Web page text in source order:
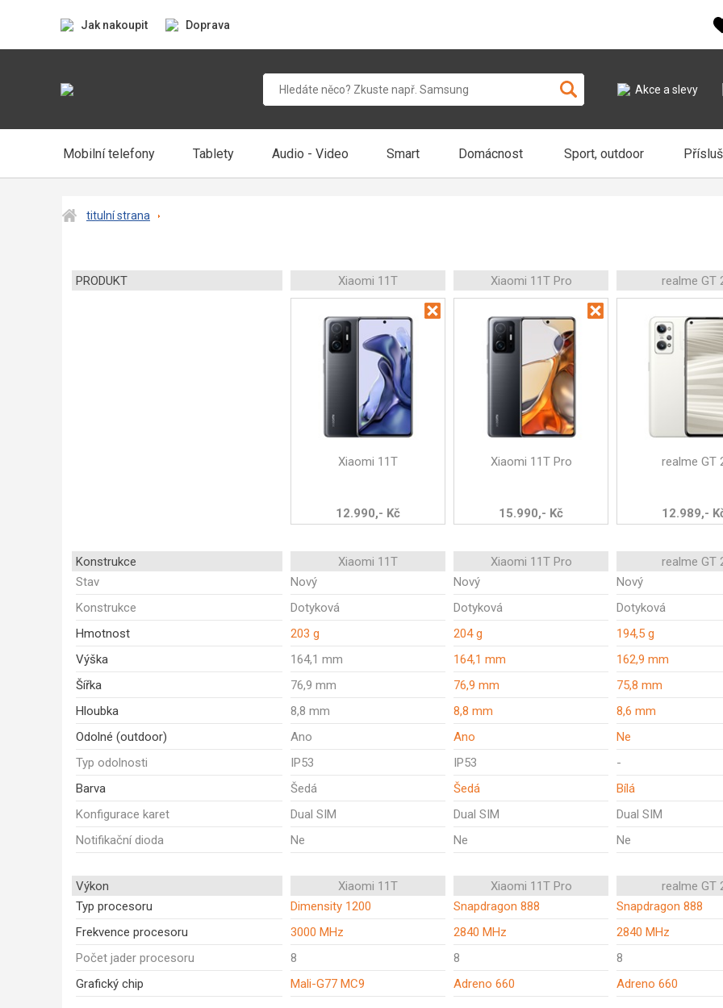
Jak nakoupit Doprava
Akce a slevy
Mobilní telefony Tablety Audio - Video Smart Domácnost Sport, outdoor
titulní strana
PRODUKT Xiaomi 11T Xiaomi 11T Pro realme GT
Xiaomi 11T
12.990,- Kč
Xiaomi 11T Pro
15.990,- Kč
realme GT
12.989,-
Konstrukce Xiaomi 11T Xiaomi 11T Pro
realme GT
Stav
Nový Nový
Nový
Konstrukce
Dotyková Dotyková
Dotyková
Hmotnost
203 g 204 g
194,5 g
Výška
164,1 mm 164,1 mm
162,9 mm
Šířka
76,9 mm 76,9 mm
75,8 mm
Hloubka
8,8 mm 8,8 mm
8,6 mm
Odolné (outdoor)
Ano Ano
Ne
Typ odolnosti
IP53 IP53
-
Barva
Šedá Šedá
Bílá
Konfigurace karet
Dual SIM Dual SIM
Dual SIM
Notifikační dioda
Ne Ne Ne
Výkon Xiaomi 11T Xiaomi 11T Pro
realme GT
Typ procesoru
Dimensity 1200 Snapdragon 888
Snapdragon 888
Frekvence procesoru
3000 MHz 2840 MHz
2840 MHz
Počet jader procesoru
8 8
8
Grafický chip
Mali-G77 MC9 Adreno 660 Adreno 660